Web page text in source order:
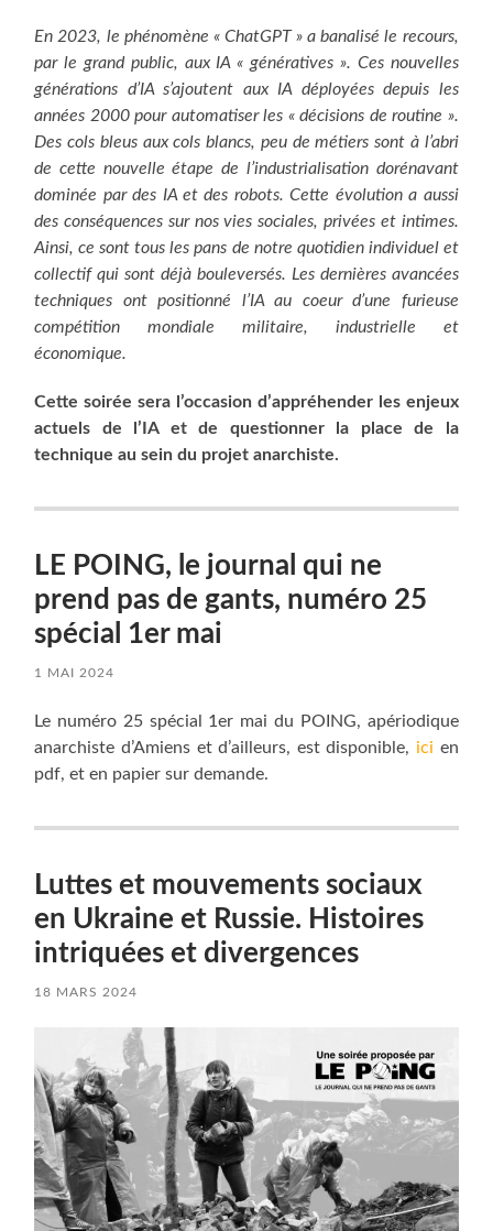
En 2023, le phénomène « ChatGPT » a banalisé le recours,
par le grand public, aux IA « généra­tives ». Ces nouvelles
générations d’IA s’ajou­tent aux IA déployées depuis les
années 2000 pour automatiser les « décisions de routine ».
Des cols bleus aux cols blancs, peu de métiers sont à l’abri
de cette nouvelle étape de l’indus­trialisation dorénavant
dominée par des IA et des robots. Cette évolution a aussi
des consé­quences sur nos vies sociales, privées et intimes.
Ainsi, ce sont tous les pans de notre quotidien individuel et
collectif qui sont déjà bouleversés. Les dernières avan­cées
techniques ont posi­tionné l’IA au coeur d’une furieuse
compétition mon­­­­­­­di­ale militaire, industrielle et
économique.
Cette soirée sera l’occasion d’appréhender les enjeux
actuels de l’IA et de questionner la place de la
technique au sein du projet anarchiste.
LE POING, le journal qui ne
prend pas de gants, numéro 25
spécial 1er mai
1 MAI 2024
Le numéro 25 spécial 1er mai du POING, apériodique
anarchiste d’Amiens et d’ailleurs, est disponible, ici en
pdf, et en papier sur demande.
Luttes et mouvements sociaux
en Ukraine et Russie. Histoires
intriquées et divergences
18 MARS 2024